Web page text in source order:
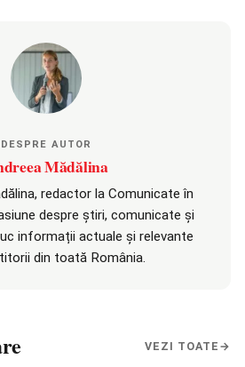
DESPRE AUTOR
Mădălina
redactor la Comunicate în
despre știri, comunicate și
informații actuale și relevante
din toată România.
VEZI TOATE